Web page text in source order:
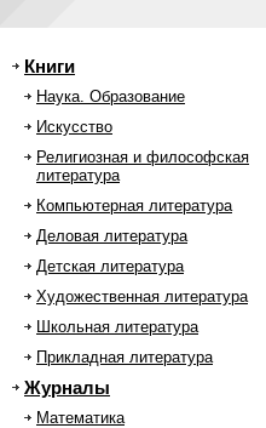
Книги
Наука. Образование
Искусство
Религиозная и философская
литература
Компьютерная литература
Деловая литература
Детская литература
Художественная литература
Школьная литература
Прикладная литература
Журналы
Математика